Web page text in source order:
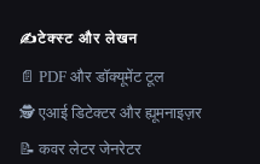
✍️टेक्स्ट और लेखन
📄 PDF और डॉक्यूमेंट टूल
🕵️ एआई डिटेक्टर और ह्यूमनाइज़र
📝 कवर लेटर जेनरेटर